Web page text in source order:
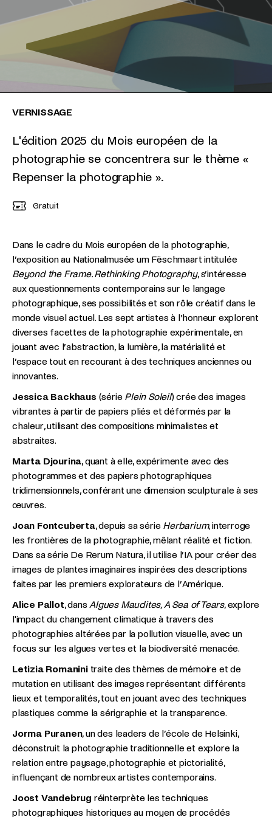
VERNISSAGE
L'édition 2025 du Mois européen de la
photographie se concentrera sur le thème «
Repenser la photographie ».
Gratuit
Dans le cadre du Mois européen de la photographie,
l’exposition au Nationalmusée um Fëschmaart intitulée
Beyond the Frame. Rethinking Photography, s’intéresse
aux questionnements contemporains sur le langage
photographique, ses possibilités et son rôle créatif dans le
monde visuel actuel. Les sept artistes à l’honneur explorent
diverses facettes de la photographie expérimentale, en
jouant avec l’abstraction, la lumière, la matérialité et
l’espace tout en recourant à des techniques anciennes ou
innovantes.
Jessica Backhaus (série Plein Soleil) crée des images
vibrantes à partir de papiers pliés et déformés par la
chaleur, utilisant des compositions minimalistes et
abstraites.
Marta Djourina, quant à elle, expérimente avec des
photogrammes et des papiers photographiques
tridimensionnels, conférant une dimension sculpturale à ses
œuvres.
Joan Fontcuberta, depuis sa série Herbarium, interroge
les frontières de la photographie, mêlant réalité et fiction.
Dans sa série De Rerum Natura, il utilise l’IA pour créer des
images de plantes imaginaires inspirées des descriptions
faites par les premiers explorateurs de l’Amérique.
Alice Pallot, dans Algues Maudites, A Sea of Tears, explore
l'impact du changement climatique à travers des
photographies altérées par la pollution visuelle, avec un
focus sur les algues vertes et la biodiversité menacée.
Letizia Romanini traite des thèmes de mémoire et de
mutation en utilisant des images représentant différents
lieux et temporalités, tout en jouant avec des techniques
plastiques comme la sérigraphie et la transparence.
Jorma Puranen, un des leaders de l’école de Helsinki,
déconstruit la photographie traditionnelle et explore la
relation entre paysage, photographie et pictorialité,
influençant de nombreux artistes contemporains.
Joost Vandebrug réinterprète les techniques
photographiques historiques au moyen de procédés